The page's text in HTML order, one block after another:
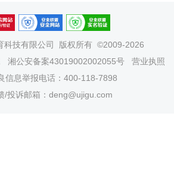
科技有限公司
版权所有 ©2009-2026
湘公安备案43019002002055号
营业执照
信息举报电话：400-118-7898
/投诉邮箱：deng@ujigu.com